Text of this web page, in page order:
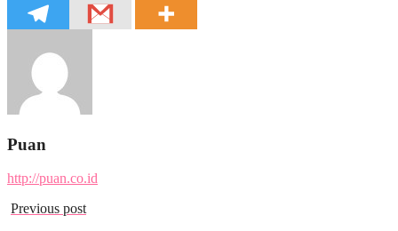
Puan
http://puan.co.id
Previous post